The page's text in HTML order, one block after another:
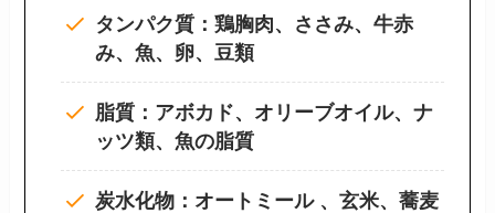
タンパク質：鶏胸肉、ささみ、牛赤
み、魚、卵、豆類
脂質：アボカド、オリーブオイル、ナ
ッツ類、魚の脂質
炭水化物：オートミール 、玄米、蕎麦